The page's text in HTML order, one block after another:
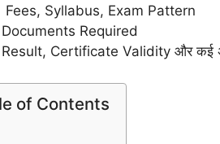
Fees, Syllabus, Exam Pattern
Documents Required
Result, Certificate Validity और कई
of Contents